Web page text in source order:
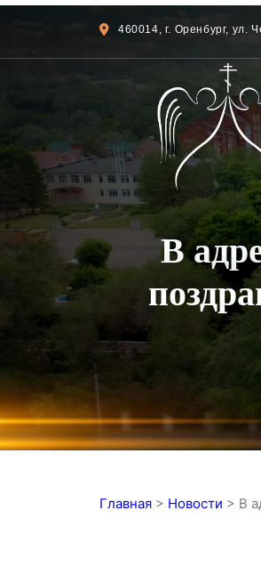
460014, г. Оренбург, ул.
В
Главная > Новости > В